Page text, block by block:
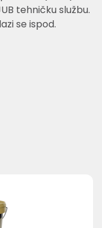
tehničku službu.
se ispod.